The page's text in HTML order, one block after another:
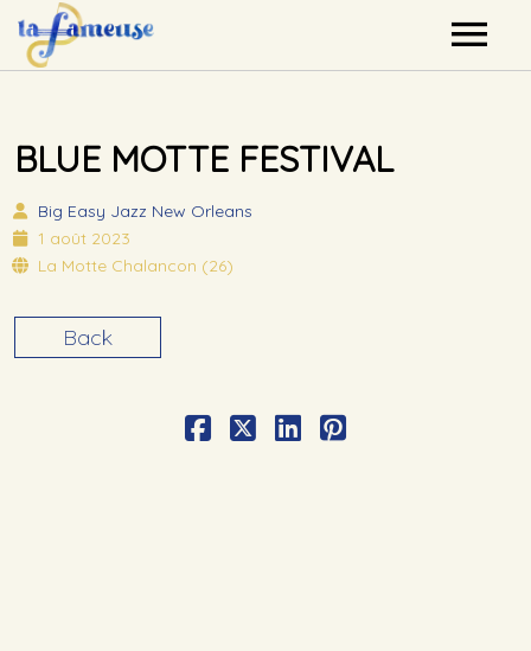
Agenda
Label
BLUE MOTTE FESTIVAL
Big Easy Jazz New Orleans
1 août 2023
La Motte Chalancon (26)
Back